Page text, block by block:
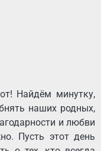
Найдём минутку,
наших родных,
и любви
Пусть этот день